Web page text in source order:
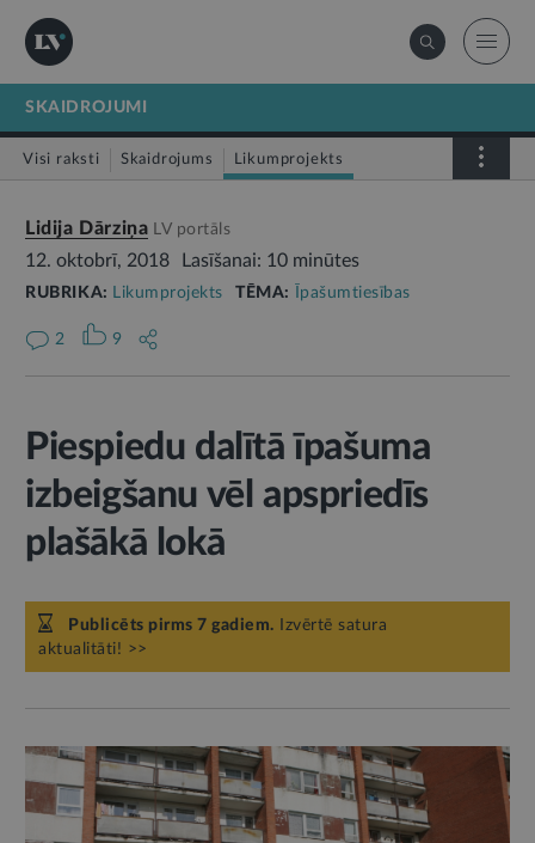
SKAIDROJUMI
Visi raksti Skaidrojums Likumprojekts
Lidija Dārziņa LV portāls
12. oktobrī, 2018 Lasīšanai: 10 minūtes
RUBRIKA: Likumprojekts TĒMA: Īpašumtiesības
2 9
Piespiedu dalītā īpašuma
izbeigšanu vēl apspriedīs
plašākā lokā
Publicēts pirms 7 gadiem. Izvērtē satura
aktualitāti! >>